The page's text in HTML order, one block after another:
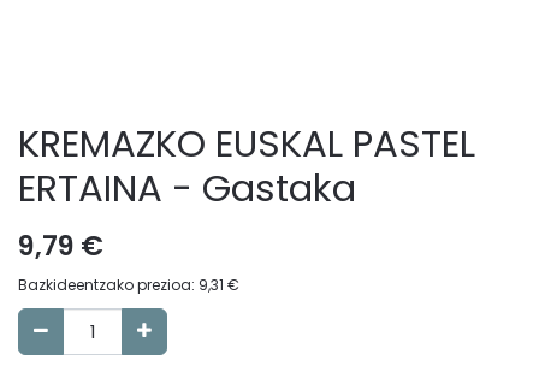
KREMAZKO EUSKAL PASTEL
ERTAINA - Gastaka
9,79 €
Bazkideentzako prezioa: 9,31 €